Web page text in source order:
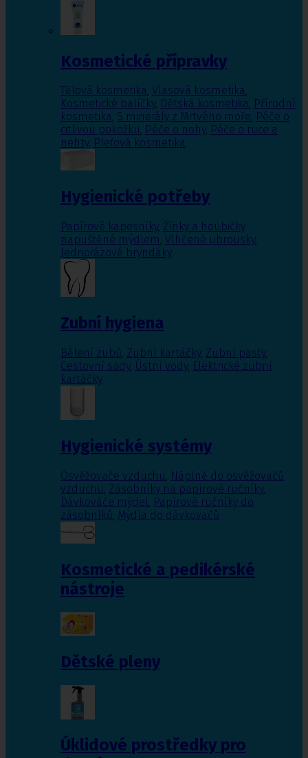
Kosmetické přípravky
Tělová kosmetika, Vlasová kosmetika,
Kosmetické balíčky, Dětská kosmetika, Přírodní
kosmetika, S minerály z Mrtvého moře, Péče o
citlivou pokožku, Péče o nohy, Péče o ruce a
nehty, Pleťová kosmetika
Hygienické potřeby
Papírové kapesníky, Žínky a houbičky
napuštěné mýdlem, Vlhčené ubrousky,
Jednorázové bryndáky
Zubní hygiena
Bělení zubů, Zubní kartáčky, Zubní pasty,
Cestovní sady, Ústní vody, Elektrické zubní
kartáčky
Hygienické systémy
Osvěžovače vzduchu, Náplně do osvěžovačů
vzduchu, Zásobníky na papírové ručníky,
Dávkováče mýdel, Papírové ručníky do
zásobníků, Mýdla do dávkovačů
Kosmetické a pedikérské
nástroje
Dětské pleny
Úklidové prostředky pro